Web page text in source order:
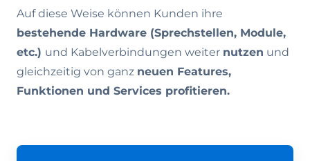
Auf diese Weise können Kunden ihre
bestehende Hardware (Sprechstellen, Module,
etc.) und Kabelverbindungen weiter nutzen und
gleichzeitig von ganz neuen Features,
Funktionen und Services profitieren.